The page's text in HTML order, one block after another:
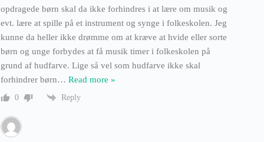
opdragede børn skal da ikke forhindres i at lære om musik og
evt. lære at spille på et instrument og synge i folkeskolen. Jeg
kunne da heller ikke drømme om at kræve at hvide eller sorte
børn og unge forbydes at få musik timer i folkeskolen på
grund af hudfarve. Lige så vel som hudfarve ikke skal
forhindrer børn… Read more »
0 Reply